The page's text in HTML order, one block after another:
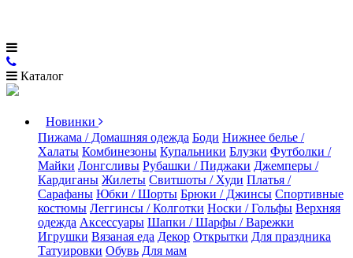
Каталог
Новинки
Пижама / Домашняя одежда Боди Нижнее белье /
Халаты Комбинезоны Купальники Блузки Футболки /
Майки Лонгсливы Рубашки / Пиджаки Джемперы /
Кардиганы Жилеты Свитшоты / Худи Платья /
Сарафаны Юбки / Шорты Брюки / Джинсы Спортивные
костюмы Леггинсы / Колготки Носки / Гольфы Верхняя
одежда Аксессуары Шапки / Шарфы / Варежки
Игрушки Вязаная еда Декор Открытки Для праздника
Татуировки Обувь Для мам